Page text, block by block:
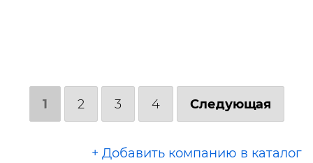
1 2 3 4 Следующая
+ Добавить компанию в каталог